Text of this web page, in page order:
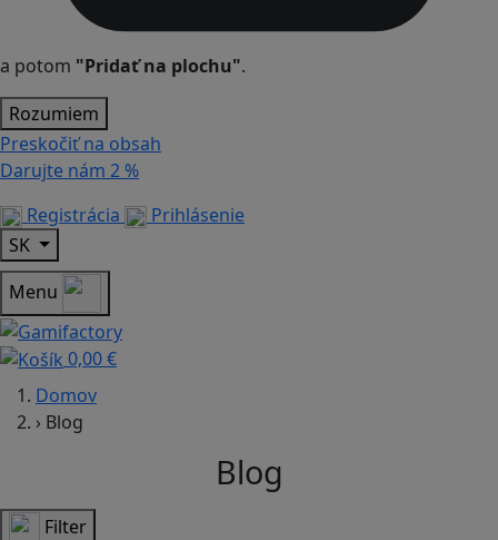
a potom "Pridať na plochu".
Rozumiem
Preskočiť na obsah
Darujte nám 2 %
Registrácia
Prihlásenie
SK
Menu
0,00 €
Domov
› Blog
Blog
Filter